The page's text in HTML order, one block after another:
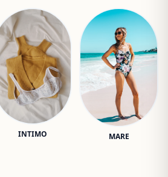
INTIMO MARE